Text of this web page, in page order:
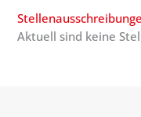
Aktuell sind keine